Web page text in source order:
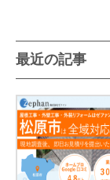
最近の記事